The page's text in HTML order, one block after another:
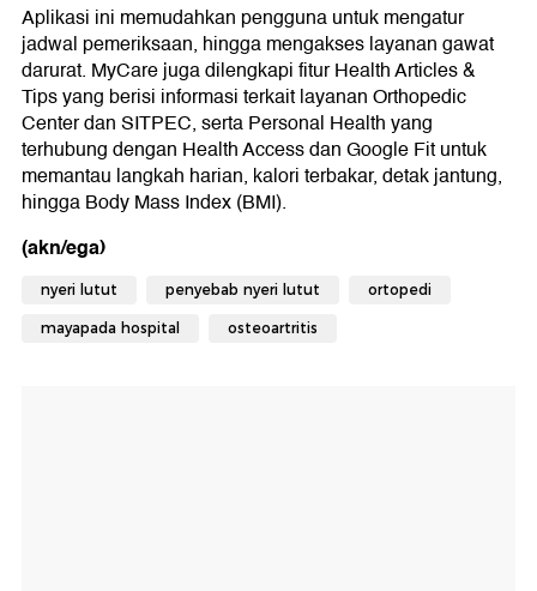
Aplikasi ini memudahkan pengguna untuk mengatur
jadwal pemeriksaan, hingga mengakses layanan gawat
darurat. MyCare juga dilengkapi fitur Health Articles &
Tips yang berisi informasi terkait layanan Orthopedic
Center dan SITPEC, serta Personal Health yang
terhubung dengan Health Access dan Google Fit untuk
memantau langkah harian, kalori terbakar, detak jantung,
hingga Body Mass Index (BMI).
(akn/ega)
nyeri lutut penyebab nyeri lutut ortopedi
mayapada hospital osteoartritis